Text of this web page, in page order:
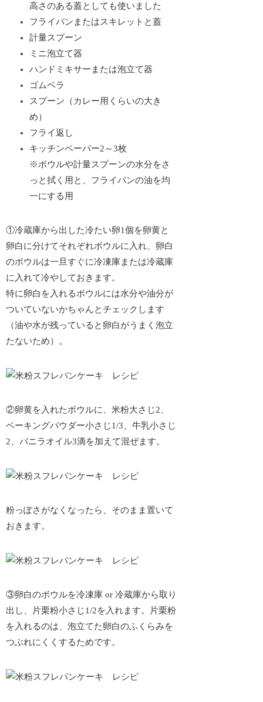
高さのある蓋としても使いました
フライパンまたはスキレットと蓋
計量スプーン
ミニ泡立て器
ハンドミキサーまたは泡立て器
ゴムベラ
スプーン（カレー用くらいの大き
め）
フライ返し
キッチンペーパー2～3枚
※ボウルや計量スプーンの水分をさ
っと拭く用と、フライパンの油を均
一にする用
①冷蔵庫から出した冷たい卵1個を卵黄と
卵白に分けてそれぞれボウルに入れ、卵白
のボウルは一旦すぐに冷凍庫または冷蔵庫
に入れて冷やしておきます。
特に卵白を入れるボウルには水分や油分が
ついていないかちゃんとチェックします
（油や水が残っていると卵白がうまく泡立
たないため）。
②卵黄を入れたボウルに、米粉大さじ2、
ベーキングパウダー小さじ1/3、牛乳小さじ
2、バニラオイル3滴を加えて混ぜます。
粉っぽさがなくなったら、そのまま置いて
おきます。
③卵白のボウルを冷凍庫 or 冷蔵庫から取り
出し、片栗粉小さじ1/2を入れます。
片栗粉
を入れるのは、泡立てた卵白のふくらみを
つぶれにくくするためです。